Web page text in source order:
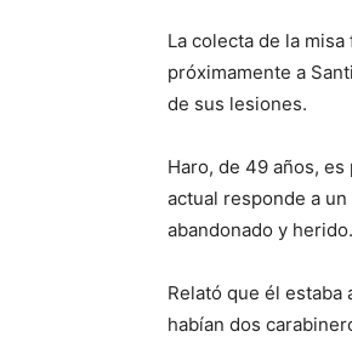
La colecta de la
próximamente a
de sus lesiones.
Haro, de 49 años,
actual responde a
abandonado y herido.
Relató que él
habían dos